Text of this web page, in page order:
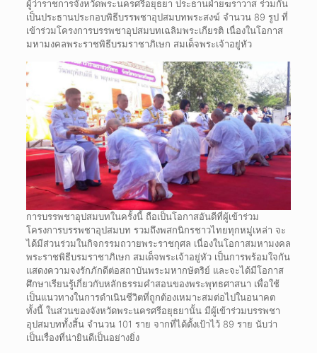
ผู้ว่าราชการจังหวัดพระนครศรีอยุธยา ประธานฝ่ายฆราวาส ร่วมกัน
เป็นประธานประกอบพิธีบรรพชาอุปสมบทพระสงฆ์ จำนวน 89 รูป ที่
เข้าร่วมโครงการบรรพชาอุปสมบทเฉลิมพระเกียรติ เนื่องในโอกาส
มหามงคลพระราชพิธีบรมราชาภิเษก สมเด็จพระเจ้าอยู่หัว
การบรรพชาอุปสมบทในครั้งนี้ ถือเป็นโอกาสอันดีที่ผู้เข้าร่วม
โครงการบรรพชาอุปสมบท รวมถึงพสกนิกรชาวไทยทุกหมู่เหล่า จะ
ได้มีส่วนร่วมในกิจกรรมถวายพระราชกุศล เนื่องในโอกาสมหามงคล
พระราชพิธีบรมราชาภิเษก สมเด็จพระเจ้าอยู่หัว เป็นการพร้อมใจกัน
แสดงความจงรักภักดีต่อสถาบันพระมหากษัตริย์ และจะได้มีโอกาส
ศึกษาเรียนรู้เกี่ยวกับหลักธรรมคำสอนของพระพุทธศาสนา เพื่อใช้
เป็นแนวทางในการดำเนินชีวิตที่ถูกต้องเหมาะสมต่อไปในอนาคต
ทั้งนี้ ในส่วนของจังหวัดพระนครศรีอยุธยานั้น มีผู้เข้าร่วมบรรพชา
อุปสมบททั้งสิ้น จำนวน 101 ราย จากที่ได้ตั้งเป้าไว้ 89 ราย นับว่า
เป็นเรื่องที่น่ายินดีเป็นอย่างยิ่ง